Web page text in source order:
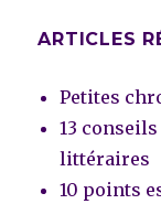
ARTICLES
Petites
13
littéraires
10 points